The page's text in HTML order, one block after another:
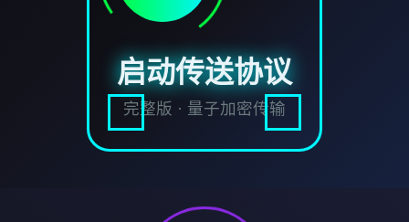
启动传送协议
完整版 · 量子加密传输